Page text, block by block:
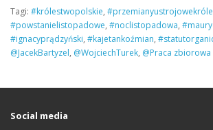
Tagi: #królestwopolskie,
#powstanielistopadowe, #noclistopadowa,
#ignacyprądzyński, #kajetankoźmian,
@JacekBartyzel, @WojciechTurek, @Praca zbiorowa
Social media